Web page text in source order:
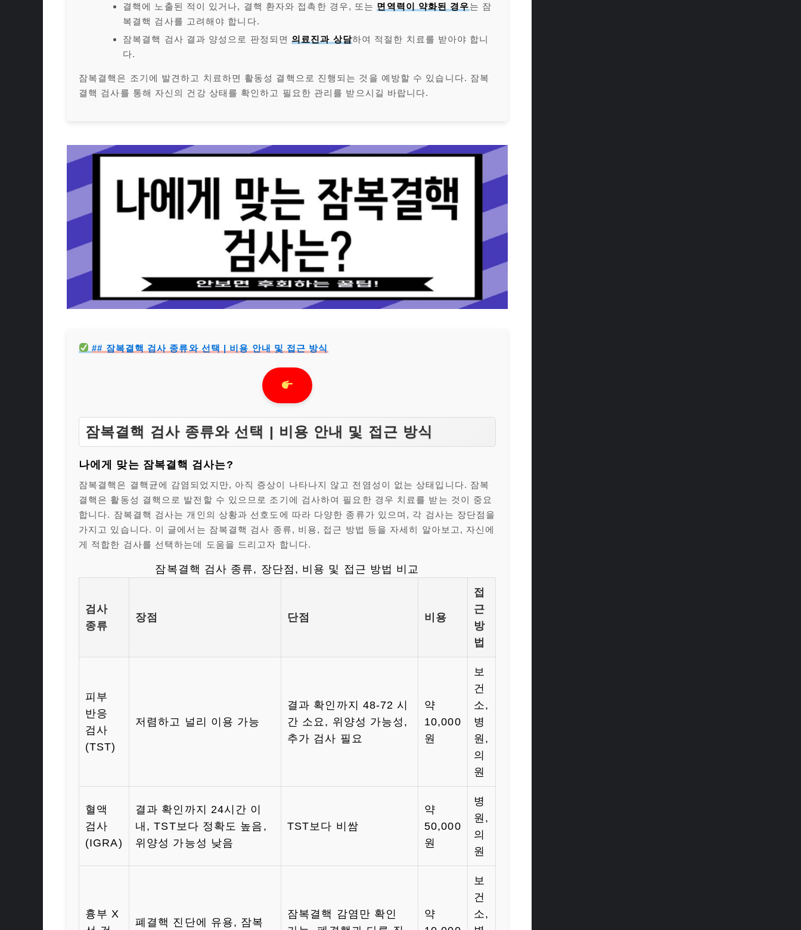
결핵에 노출된 적이 있거나, 결핵 환자와 접촉한 경우, 또는 면역력이 약화된 경우는 잠
복결핵 검사를 고려해야 합니다.
잠복결핵 검사 결과 양성으로 판정되면 의료진과 상담하여 적절한 치료를 받아야 합니
다.
잠복결핵은 조기에 발견하고 치료하면 활동성 결핵으로 진행되는 것을 예방할 수 있습니다. 잠복
결핵 검사를 통해 자신의 건강 상태를 확인하고 필요한 관리를 받으시길 바랍니다.
## 잠복결핵 검사 종류와 선택 | 비용 안내 및 접근 방식
잠복결핵 검사 종류와 선택 | 비용 안내 및 접근 방식
나에게 맞는 잠복결핵 검사는?
잠복결핵은 결핵균에 감염되었지만, 아직 증상이 나타나지 않고 전염성이 없는 상태입니다. 잠복
결핵은 활동성 결핵으로 발전할 수 있으므로 조기에 검사하여 필요한 경우 치료를 받는 것이 중요
합니다. 잠복결핵 검사는 개인의 상황과 선호도에 따라 다양한 종류가 있으며, 각 검사는 장단점을
가지고 있습니다. 이 글에서는 잠복결핵 검사 종류, 비용, 접근 방법 등을 자세히 알아보고, 자신에
게 적합한 검사를 선택하는데 도움을 드리고자 합니다.
잠복결핵 검사 종류, 장단점, 비용 및 접근 방법 비교
검사
종류
장점 단점 비용
접
근
방
법
피부
반응
검사
(TST)
저렴하고 널리 이용 가능
결과 확인까지 48-72 시
간 소요, 위양성 가능성,
추가 검사 필요
약
10,000
원
보
건
소,
병
원,
의
원
혈액
검사
(IGRA)
결과 확인까지 24시간 이
내, TST보다 정확도 높음,
위양성 가능성 낮음
TST보다 비쌈
약
50,000
원
병
원,
의
원
흉부 X
폐결핵 진단에 유용, 잠복
잠복결핵 감염만 확인
약
보
건
소,